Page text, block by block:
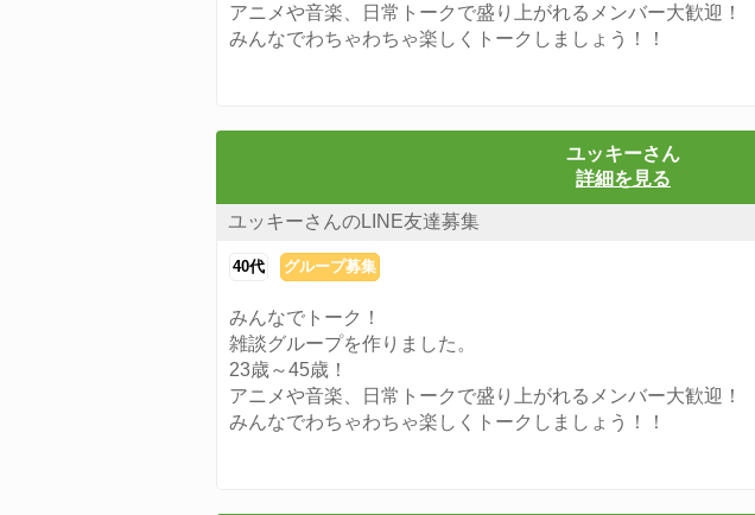
アニメや音楽、日常トークで盛り上がれるメンバー大歓迎！
みんなでわちゃわちゃ楽しくトークしましょう！！
ユッキーさん
詳細を見る
ユッキーさんのLINE友達募集
40代 グループ募集
みんなでトーク！
雑談グループを作りました。
23歳～45歳！
アニメや音楽、日常トークで盛り上がれるメンバー大歓迎！
みんなでわちゃわちゃ楽しくトークしましょう！！